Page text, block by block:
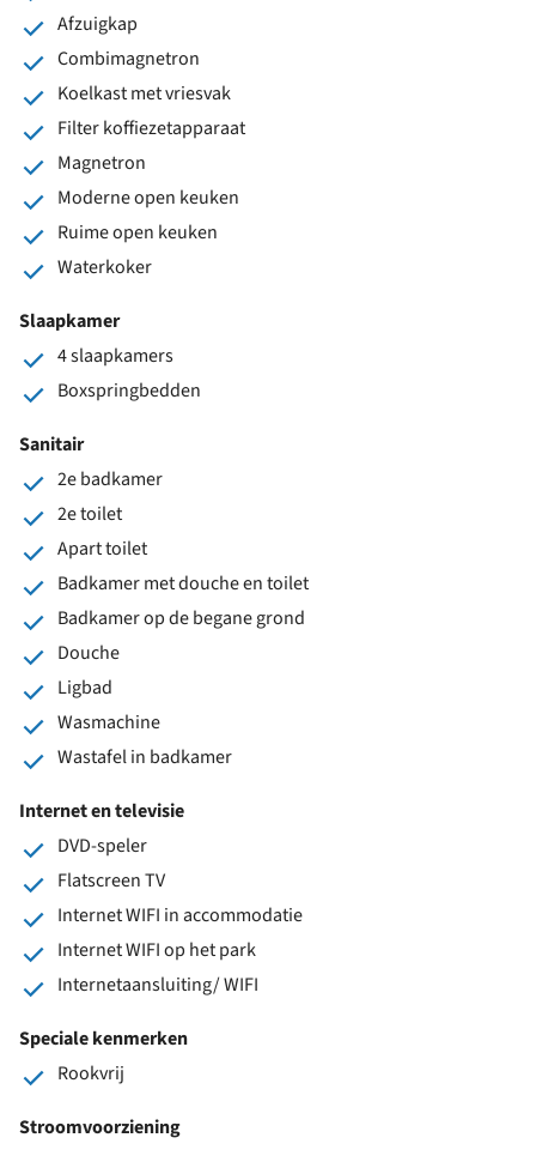
Afzuigkap
Combimagnetron
Koelkast met vriesvak
Filter koffiezetapparaat
Magnetron
Moderne open keuken
Ruime open keuken
Waterkoker
Slaapkamer
4 slaapkamers
Boxspringbedden
Sanitair
2e badkamer
2e toilet
Apart toilet
Badkamer met douche en toilet
Badkamer op de begane grond
Douche
Ligbad
Wasmachine
Wastafel in badkamer
Internet en televisie
DVD-speler
Flatscreen TV
Internet WIFI in accommodatie
Internet WIFI op het park
Internetaansluiting/ WIFI
Speciale kenmerken
Rookvrij
Stroomvoorziening